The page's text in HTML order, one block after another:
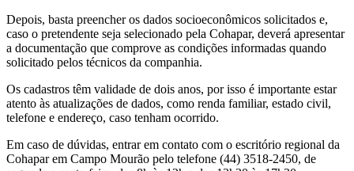
Depois, basta preencher os dados socioeconômicos solicitados e,
caso o pretendente seja selecionado pela Cohapar, deverá apresentar
a documentação que comprove as condições informadas quando
solicitado pelos técnicos da companhia.
Os cadastros têm validade de dois anos, por isso é importante estar
atento às atualizações de dados, como renda familiar, estado civil,
telefone e endereço, caso tenham ocorrido.
Em caso de dúvidas, entrar em contato com o escritório regional da
Cohapar em Campo Mourão pelo telefone (44) 3518-2450, de